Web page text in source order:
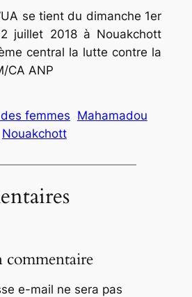
se tient du dimanche 1er
juillet 2018 à Nouakchott
central la lutte contre la
CA ANP
femmes Mahamadou
Nouakchott
commentaire
e-mail ne sera pas